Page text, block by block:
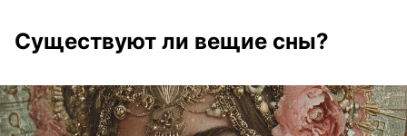
Существуют ли вещие сны?